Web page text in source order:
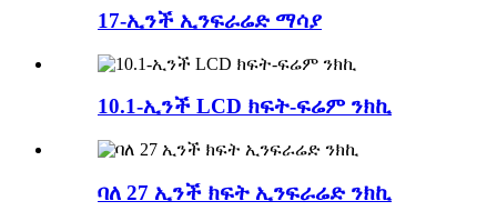
17-ኢንች ኢንፍራሬድ ማሳያ
10.1-ኢንች LCD ክፍት-ፍሬም ንክኪ
ባለ 27 ኢንች ክፍት ኢንፍራሬድ ንክኪ